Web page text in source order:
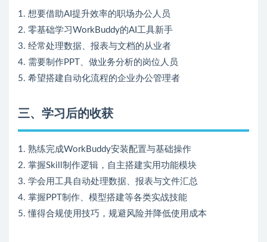
1. 想要借助AI提升效率的职场办公人员
2. 零基础学习WorkBuddy的AI工具新手
3. 经常处理数据、报表与文档的从业者
4. 需要制作PPT、做业务分析的岗位人员
5. 希望搭建自动化流程的企业办公管理者
三、学习后的收获
1. 熟练完成WorkBuddy安装配置与基础操作
2. 掌握Skill制作逻辑，自主搭建实用功能模块
3. 学会用工具自动处理数据、报表与文件汇总
4. 掌握PPT制作、模型搭建等各类实战技能
5. 懂得合规使用技巧，规避风险并降低使用成本